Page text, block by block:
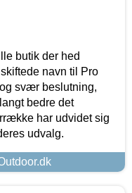
butik der hed
navn til Pro
svær beslutning,
bedre det
har udvidet sig
udvalg.